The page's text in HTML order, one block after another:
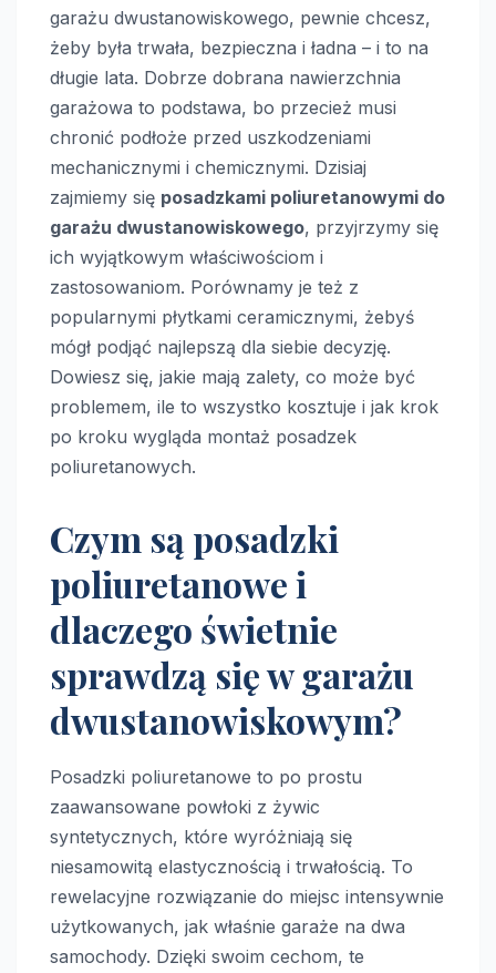
garażu dwustanowiskowego, pewnie chcesz,
żeby była trwała, bezpieczna i ładna – i to na
długie lata. Dobrze dobrana nawierzchnia
garażowa to podstawa, bo przecież musi
chronić podłoże przed uszkodzeniami
mechanicznymi i chemicznymi. Dzisiaj
zajmiemy się posadzkami poliuretanowymi do
garażu dwustanowiskowego, przyjrzymy się
ich wyjątkowym właściwościom i
zastosowaniom. Porównamy je też z
popularnymi płytkami ceramicznymi, żebyś
mógł podjąć najlepszą dla siebie decyzję.
Dowiesz się, jakie mają zalety, co może być
problemem, ile to wszystko kosztuje i jak krok
po kroku wygląda montaż posadzek
poliuretanowych.
Czym są posadzki
poliuretanowe i
dlaczego świetnie
sprawdzą się w garażu
dwustanowiskowym?
Posadzki poliuretanowe to po prostu
zaawansowane powłoki z żywic
syntetycznych, które wyróżniają się
niesamowitą elastycznością i trwałością. To
rewelacyjne rozwiązanie do miejsc intensywnie
użytkowanych, jak właśnie garaże na dwa
samochody. Dzięki swoim cechom, te